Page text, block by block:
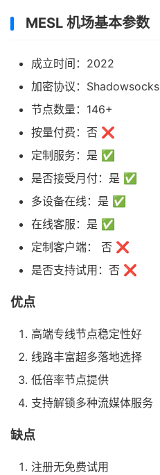
MESL 机场基本参数
成立时间：2022
加密协议：Shadowsocks
节点数量：146+
按量付费：否 ❌
定制服务：是 ✅
是否接受月付：是 ✅
多设备在线：是 ✅
在线客服：是 ✅
定制客户端： 否 ❌
是否支持试用：否 ❌
优点
高端专线节点稳定性好
线路丰富超多落地选择
低倍率节点提供
支持解锁多种流媒体服务
缺点
注册无免费试用